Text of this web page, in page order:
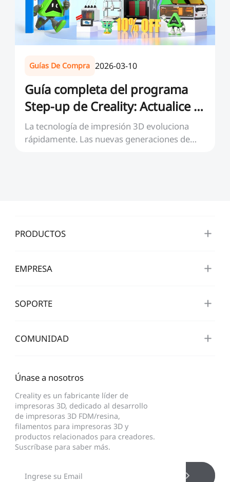
Guías De Compra 2026-03-10
Guía completa del programa
Step-up de Creality: Actualice y
ahorre
La tecnología de impresión 3D evoluciona
rápidamente. Las nuevas generaciones de
PRODUCTOS
EMPRESA
SOPORTE
COMUNIDAD
Únase a nosotros
Creality es un fabricante líder de
impresoras 3D, dedicado al desarrollo
de impresoras 3D FDM/resina,
filamentos para impresoras 3D y
productos relacionados para creadores.
Suscríbase para saber más.